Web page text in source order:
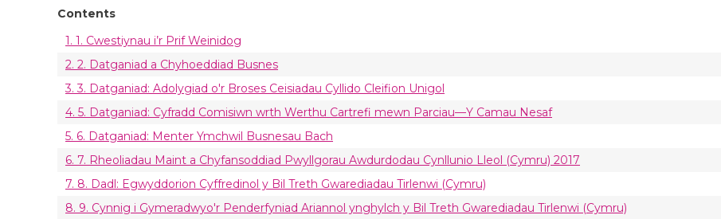
Contents
1. 1. Cwestiynau i’r Prif Weinidog
2. 2. Datganiad a Chyhoeddiad Busnes
3. 3. Datganiad: Adolygiad o'r Broses Ceisiadau Cyllido Cleifion Unigol
4. 5. Datganiad: Cyfradd Comisiwn wrth Werthu Cartrefi mewn Parciau—Y Camau Nesaf
5. 6. Datganiad: Menter Ymchwil Busnesau Bach
6. 7. Rheoliadau Maint a Chyfansoddiad Pwyllgorau Awdurdodau Cynllunio Lleol (Cymru) 2017
7. 8. Dadl: Egwyddorion Cyffredinol y Bil Treth Gwarediadau Tirlenwi (Cymru)
8. 9. Cynnig i Gymeradwyo'r Penderfyniad Ariannol ynghylch y Bil Treth Gwarediadau Tirlenwi (Cymru)